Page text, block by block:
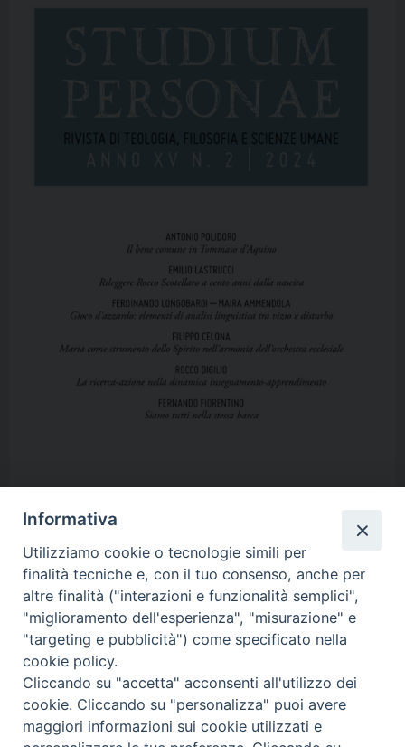
Copyright 2017 © Pontificia Facoltà Teologica dell’Italia Meridionale
Istituto Superiore di Scienze Religiose
Interdiocesano
"Mons. Anselmo Pecci"
Via Lanera, 14 - 75100 Matera
Informativa
Utilizziamo cookie o tecnologie simili per
finalità tecniche e, con il tuo consenso, anche per
altre finalità ("interazioni e funzionalità semplici",
"miglioramento dell'esperienza", "misurazione" e
"targeting e pubblicità") come specificato nella
cookie policy.
Cliccando su "accetta" acconsenti all'utilizzo dei
cookie. Cliccando su "personalizza" puoi avere
maggiori informazioni sui cookie utilizzati e